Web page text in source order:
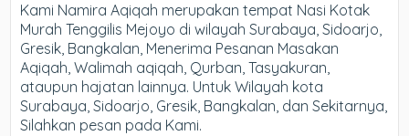
Kami Namira Aqiqah merupakan tempat Nasi Kotak
Murah Tenggilis Mejoyo di wilayah Surabaya, Sidoarjo,
Gresik, Bangkalan, Menerima Pesanan Masakan
Aqiqah, Walimah aqiqah, Qurban, Tasyakuran,
ataupun hajatan lainnya. Untuk Wilayah kota
Surabaya, Sidoarjo, Gresik, Bangkalan, dan Sekitarnya,
Silahkan pesan pada Kami.